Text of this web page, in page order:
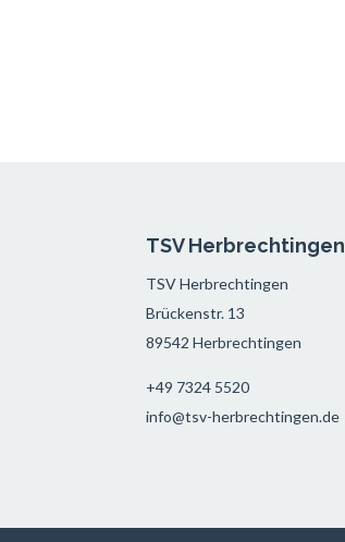
TSV Herbrechtingen
TSV Herbrechtingen
Brückenstr. 13
89542 Herbrechtingen
+49 7324 5520
info@tsv-herbrechtingen.de